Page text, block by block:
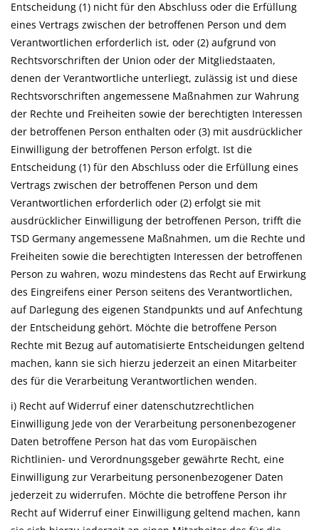
Entscheidung (1) nicht für den Abschluss oder die Erfüllung
eines Vertrags zwischen der betroffenen Person und dem
Verantwortlichen erforderlich ist, oder (2) aufgrund von
Rechtsvorschriften der Union oder der Mitgliedstaaten,
denen der Verantwortliche unterliegt, zulässig ist und diese
Rechtsvorschriften angemessene Maßnahmen zur Wahrung
der Rechte und Freiheiten sowie der berechtigten Interessen
der betroffenen Person enthalten oder (3) mit ausdrücklicher
Einwilligung der betroffenen Person erfolgt. Ist die
Entscheidung (1) für den Abschluss oder die Erfüllung eines
Vertrags zwischen der betroffenen Person und dem
Verantwortlichen erforderlich oder (2) erfolgt sie mit
ausdrücklicher Einwilligung der betroffenen Person, trifft die
TSD Germany angemessene Maßnahmen, um die Rechte und
Freiheiten sowie die berechtigten Interessen der betroffenen
Person zu wahren, wozu mindestens das Recht auf Erwirkung
des Eingreifens einer Person seitens des Verantwortlichen,
auf Darlegung des eigenen Standpunkts und auf Anfechtung
der Entscheidung gehört. Möchte die betroffene Person
Rechte mit Bezug auf automatisierte Entscheidungen geltend
machen, kann sie sich hierzu jederzeit an einen Mitarbeiter
des für die Verarbeitung Verantwortlichen wenden.
i) Recht auf Widerruf einer datenschutzrechtlichen
Einwilligung Jede von der Verarbeitung personenbezogener
Daten betroffene Person hat das vom Europäischen
Richtlinien- und Verordnungsgeber gewährte Recht, eine
Einwilligung zur Verarbeitung personenbezogener Daten
jederzeit zu widerrufen. Möchte die betroffene Person ihr
Recht auf Widerruf einer Einwilligung geltend machen, kann